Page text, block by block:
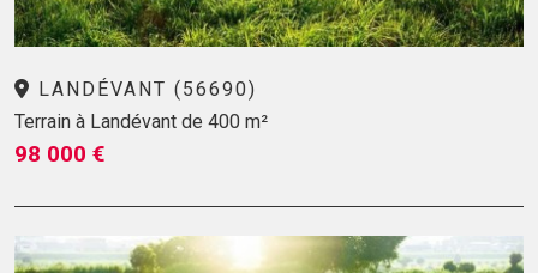
LANDÉVANT (56690)
Terrain à Landévant de 400 m²
98 000 €